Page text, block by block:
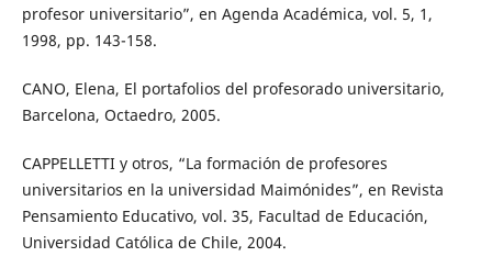
profesor universitario”, en Agenda Académica, vol. 5, 1,
1998, pp. 143-158.
CANO, Elena, El portafolios del profesorado universitario,
Barcelona, Octaedro, 2005.
CAPPELLETTI y otros, “La formación de profesores
universitarios en la universidad Maimónides”, en Revista
Pensamiento Educativo, vol. 35, Facultad de Educación,
Universidad Católica de Chile, 2004.